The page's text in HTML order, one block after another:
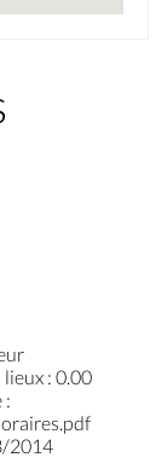
lieux : 0.00
:
2014